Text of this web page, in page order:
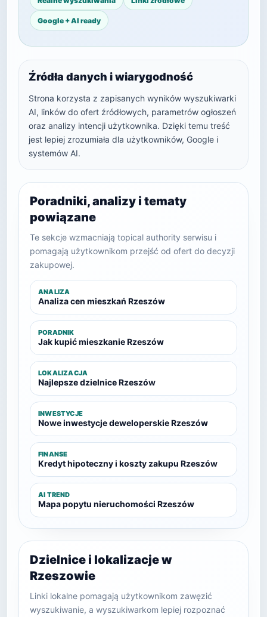
Google + AI ready
Źródła danych i wiarygodność
Strona korzysta z zapisanych wyników wyszukiwarki
AI, linków do ofert źródłowych, parametrów ogłoszeń
oraz analizy intencji użytkownika. Dzięki temu treść
jest lepiej zrozumiała dla użytkowników, Google i
systemów AI.
Poradniki, analizy i tematy
powiązane
Te sekcje wzmacniają topical authority serwisu i
pomagają użytkownikom przejść od ofert do decyzji
zakupowej.
ANALIZA
Analiza cen mieszkań Rzeszów
PORADNIK
Jak kupić mieszkanie Rzeszów
LOKALIZACJA
Najlepsze dzielnice Rzeszów
INWESTYCJE
Nowe inwestycje deweloperskie Rzeszów
FINANSE
Kredyt hipoteczny i koszty zakupu Rzeszów
AI TREND
Mapa popytu nieruchomości Rzeszów
Dzielnice i lokalizacje w
Rzeszowie
Linki lokalne pomagają użytkownikom zawęzić
wyszukiwanie, a wyszukiwarkom lepiej rozpoznać